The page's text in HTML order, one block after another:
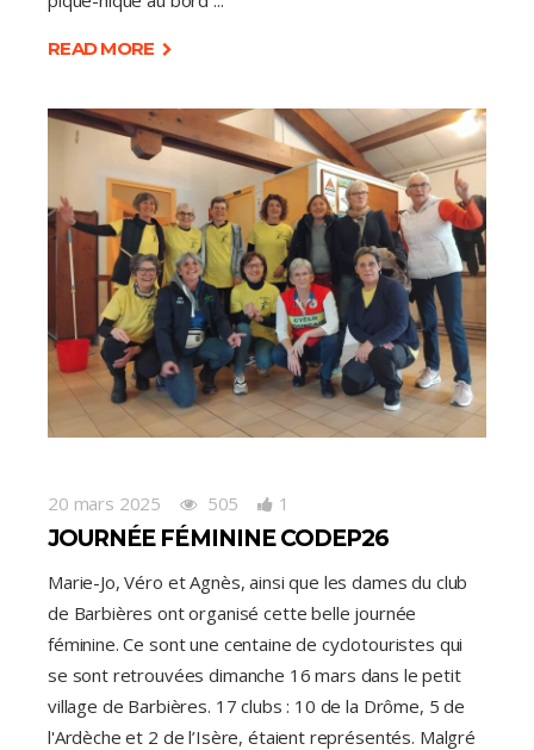
READ MORE
20 mars 2025 505 1
JOURNÉE FÉMININE CODEP26
Marie-Jo, Véro et Agnès, ainsi que les dames du club
de Barbières ont organisé cette belle journée
féminine. Ce sont une centaine de cyclotouristes qui
se sont retrouvées dimanche 16 mars dans le petit
village de Barbières. 17 clubs : 10 de la Drôme, 5 de
l'Ardèche et 2 de l’Isère, étaient représentés. Malgré